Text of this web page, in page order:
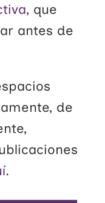
, que
antes de
de
.